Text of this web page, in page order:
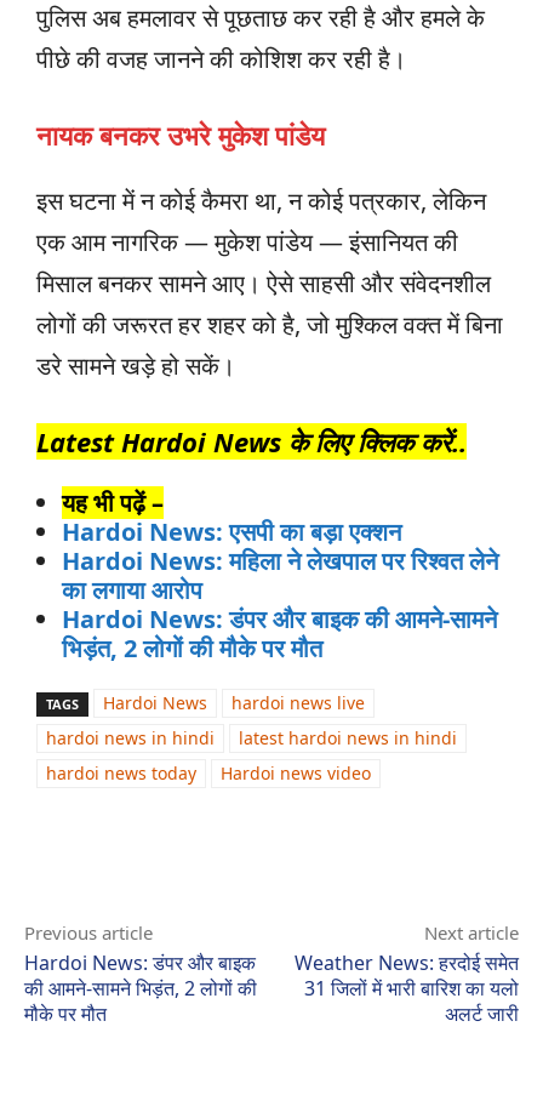
पुलिस अब हमलावर से पूछताछ कर रही है और हमले के
पीछे की वजह जानने की कोशिश कर रही है।
नायक बनकर उभरे मुकेश पांडेय
इस घटना में न कोई कैमरा था, न कोई पत्रकार, लेकिन
एक आम नागरिक — मुकेश पांडेय — इंसानियत की
मिसाल बनकर सामने आए। ऐसे साहसी और संवेदनशील
लोगों की जरूरत हर शहर को है, जो मुश्किल वक्त में बिना
डरे सामने खड़े हो सकें।
Latest Hardoi News के लिए क्लिक करें..
यह भी पढ़ें –
Hardoi News: एसपी का बड़ा एक्शन
Hardoi News: महिला ने लेखपाल पर रिश्वत लेने
का लगाया आरोप
Hardoi News: डंपर और बाइक की आमने-सामने
भिड़ंत, 2 लोगों की मौके पर मौत
TAGS Hardoi News
hardoi news live
hardoi news in hindi
latest hardoi news in hindi
hardoi news today
Hardoi news video
Previous article
Hardoi News: डंपर और बाइक
की आमने-सामने भिड़ंत, 2 लोगों की
मौके पर मौत
Next article
Weather News: हरदोई समेत
31 जिलों में भारी बारिश का यलो
अलर्ट जारी